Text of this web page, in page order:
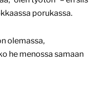
porukassa.
olemassa,
he menossa samaan